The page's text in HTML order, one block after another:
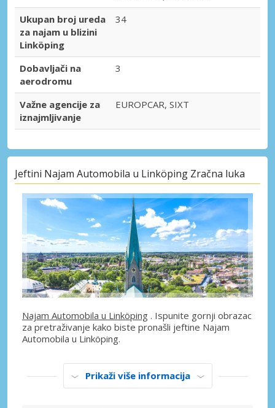
Ukupan broj ureda
za najam u blizini
Linköping
34
Dobavljači na
aerodromu
3
Važne agencije za
iznajmljivanje
EUROPCAR, SIXT
Jeftini Najam Automobila u Linköping Zračna luka
Najam Automobila u Linköping . Ispunite gornji obrazac
za pretraživanje kako biste pronašli jeftine Najam
Automobila u Linköping.
Prikaži više informacija